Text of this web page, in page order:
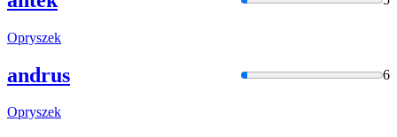
Opryszek
andrus 6
Opryszek